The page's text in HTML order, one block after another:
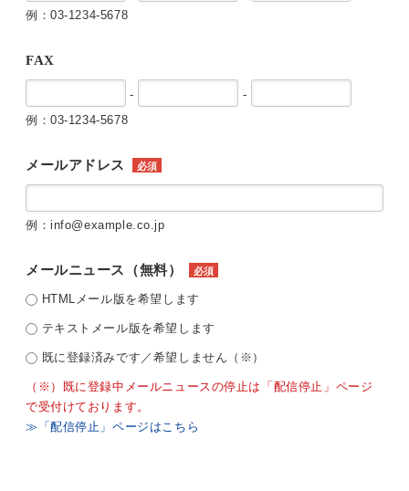
例：03-1234-5678
FAX
-
-
例：03-1234-5678
メールアドレス 必須
例：info@example.co.jp
メールニュース（無料） 必須
HTMLメール版を希望します
テキストメール版を希望します
既に登録済みです／希望しません（※）
（※）既に登録中メールニュースの停止は「配信停止」ページ
で受付けております。
≫「配信停止」ページはこちら